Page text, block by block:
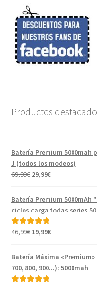
Productos
Batería Premium 5000mah
J (todos los modeos)
69,99€ El
original
69,99€.
29,99€El
actual
es:
Batería Premium 5000mAh
ciclos carga todas series
Valorado con
46,99€ El
original
era:
46,99€.
19,99€El
actual
es:
Batería Máxima «Premium»
700, 800, 900...): 5000mah